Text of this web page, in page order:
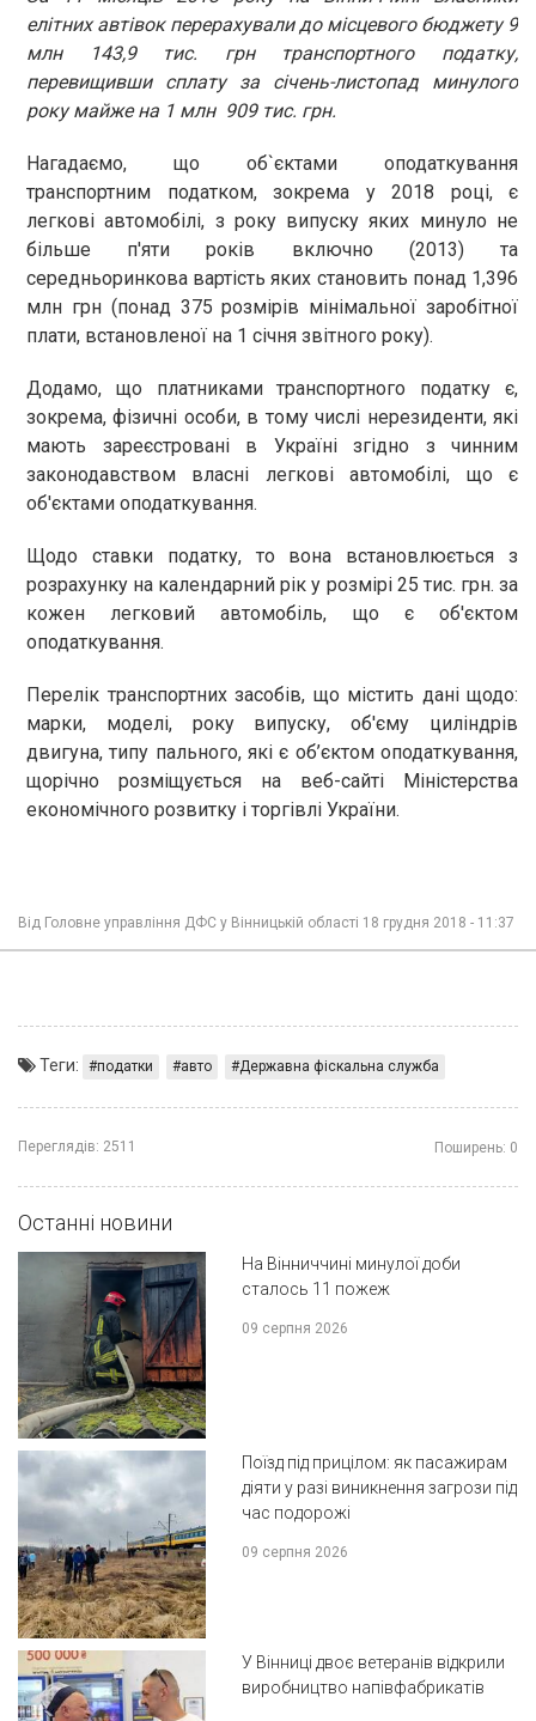
елітних автівок перерахували до місцевого бюджету 9
млн 143,9 тис. грн транспортного податку,
перевищивши сплату за січень-листопад минулого
року майже на 1 млн 909 тис. грн.
Нагадаємо, що об`єктами оподаткування
транспортним податком, зокрема у 2018 році, є
легкові автомобілі, з року випуску яких минуло не
більше п'яти років включно (2013) та
середньоринкова вартість яких становить понад 1,396
млн грн (понад 375 розмірів мінімальної заробітної
плати, встановленої на 1 січня звітного року).
Додамо, що платниками транспортного податку є,
зокрема, фізичні особи, в тому числі нерезиденти, які
мають зареєстровані в Україні згідно з чинним
законодавством власні легкові автомобілі, що є
об'єктами оподаткування.
Щодо ставки податку, то вона встановлюється з
розрахунку на календарний рік у розмірі 25 тис. грн. за
кожен легковий автомобіль, що є об'єктом
оподаткування.
Перелік транспортних засобів, що містить дані щодо:
марки, моделі, року випуску, об'єму циліндрів
двигуна, типу пального, які є об’єктом оподаткування,
щорічно розміщується на веб-сайті Міністерства
економічного розвитку і торгівлі України.
Від Головне управління ДФС у Вінницькій області 18 грудня 2018 - 11:37
Теги: податки авто Державна фіскальна служба
Переглядів: 2511 Поширень: 0
Останні новини
На Вінниччині минулої доби
сталось 11 пожеж
09 серпня 2026
Поїзд під прицілом: як пасажирам
діяти у разі виникнення загрози під
час подорожі
09 серпня 2026
У Вінниці двоє ветеранів відкрили
виробництво напівфабрикатів